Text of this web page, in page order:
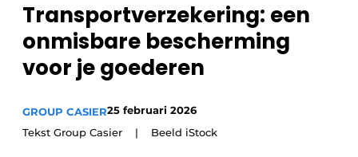
recyclingstroom in België
Vacature aanmelden
Vacatures
Safety First
Recyclinginstallaties
Transportverzekering: een
onmisbare bescherming
voor je goederen
GROUP CASIER25 februari 2026
Tekst Group Casier | Beeld iStock